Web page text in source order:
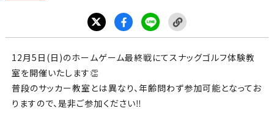
イベント
チケット
12月5 日(日)のホームゲーム最終戦にてスナッグゴルフ体験教
室を開催いたします👏
普段のサッカー教室とは異なり、年齢問わず参加可能となってお
りますので、是非ご参加ください‼️